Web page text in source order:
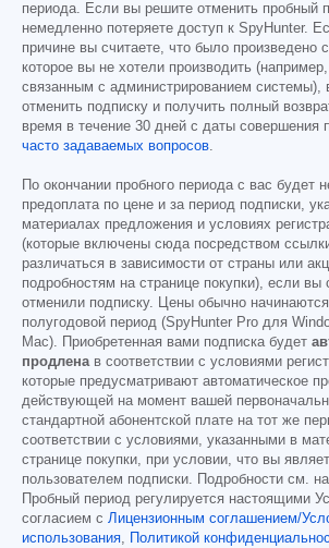
периода. Если вы решите отменить пробный
немедленно потеряете доступ к SpyHunter.
причине вы считаете, что было произведено
которое вы не хотели производить
связанным с администрированием системы),
отменить подписку и получить полный
время в течение 30 дней с даты совершения
часто задаваемых вопросов.
По окончании пробного периода с вас будет
предоплата по цене и за период подписки,
материалах предложения и условиях
(которые включены сюда посредством
различаться в зависимости от страны или
подробностям на странице покупки), если вы
отменили подписку. Цены обычно
полугодовой период (SpyHunter Pro для
Mac). Приобретенная вами подписка будет
продленав соответствии с условиями
которые предусматривают автоматическое
действующей на момент вашей
стандартной абонентской плате на тот же
соответствии с условиями, указанными в
странице покупки, при условии, что вы
пользователем подписки. Подробности см.
Пробный период регулируется настоящими
согласием с Лицензионным соглашением/
использования,
Политикой